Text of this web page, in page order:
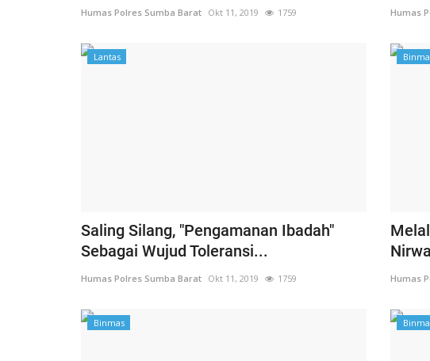
Humas Polres Sumba Barat Okt 11, 2019 1759 Humas
Lantas
Saling Silang, "Pengamanan Ibadah"
Sebagai Wujud Toleransi...
Humas Polres Sumba Barat Okt 11, 2019 1759 Humas
Binmas